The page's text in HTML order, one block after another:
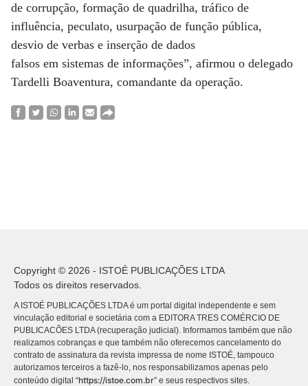
de corrupção, formação de quadrilha, tráfico de
influência, peculato, usurpação de função pública,
desvio de verbas e inserção de dados
falsos em sistemas de informações”, afirmou o delegado
Tardelli Boaventura, comandante da operação.
Copyright © 2026 - ISTOÉ PUBLICAÇÕES LTDA
Todos os direitos reservados.
A ISTOÉ PUBLICAÇÕES LTDA é um portal digital independente e sem
vinculação editorial e societária com a EDITORA TRES COMÉRCIO DE
PUBLICACÕES LTDA (recuperação judicial). Informamos também que não
realizamos cobranças e que também não oferecemos cancelamento do
contrato de assinatura da revista impressa de nome ISTOÉ, tampouco
autorizamos terceiros a fazê-lo, nos responsabilizamos apenas pelo
conteúdo digital “https://istoe.com.br” e seus respectivos sites.